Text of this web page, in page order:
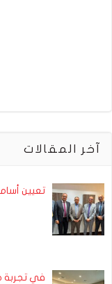
آخر المقالات
تعيين
في تجربة